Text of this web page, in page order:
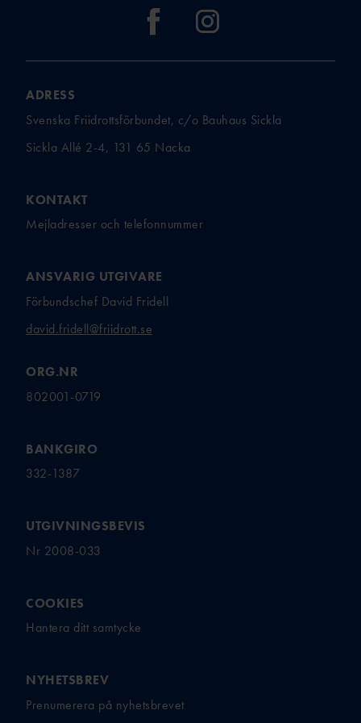
ADRESS
Svenska Friidrottsförbundet, c/o Bauhaus Sickla
Sickla Allé 2-4, 131 65 Nacka
KONTAKT
Mejladresser och telefonnummer
ANSVARIG UTGIVARE
Förbundschef David Fridell
david.fridell@friidrott.se
ORG.NR
802001-0719
BANKGIRO
332-1387
UTGIVNINGSBEVIS
Nr 2008-033
COOKIES
Hantera ditt samtycke
NYHETSBREV
Prenumerera på nyhetsbrevet